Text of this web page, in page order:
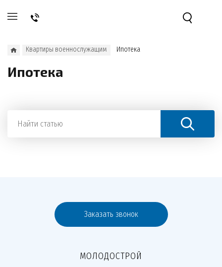
Квартиры военнослужащим Ипотека
Ипотека
Заказать звонок
МОЛОДОСТРОЙ